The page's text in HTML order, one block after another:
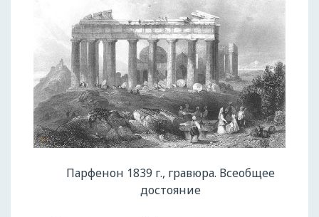
Парфенон 1839 г., гравюра. Всеобщее
достояние